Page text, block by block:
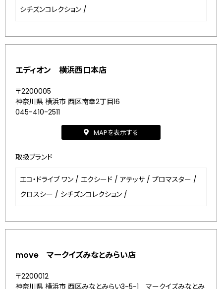
シチズンコレクション /
エディオン 横浜西口本店
〒2200005
神奈川県 横浜市 西区南幸2丁目16
045-410-2511
MAPを表示する
取扱ブランド
エコ・ドライブ ワン / エクシード / アテッサ / プロマスター /
クロスシー / シチズンコレクション /
move マークイズみなとみらい店
〒2200012
神奈川県 横浜市 西区みなとみらい3-5-1 マークイズみなとみ